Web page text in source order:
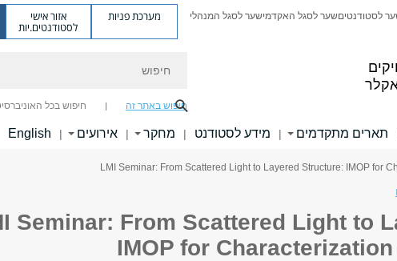
לסטודנטיםשער לסגל האקדמישער לסגל המנהלי מערכת פניות אזור אישי
לסטודנטים.יות
חיפוש באתר זה חיפוש בכל
תארים מתקדמים | מידע לסטודנט | מחקר | אירועים |
English
Seminar: From Scattered Light to
IMOP for